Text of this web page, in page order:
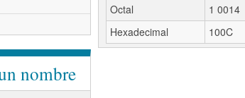
nombre
Octal
1 0014
Hexadecimal
100C